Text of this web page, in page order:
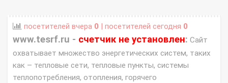
посетителей вчера 0 | посетителей сегодня 0
www.tesrf.ru - счетчик не установлен: Сайт
охватывает множество энергетических систем, таких
как – тепловые сети, тепловые пункты, системы
теплопотребления, отопления, горячего